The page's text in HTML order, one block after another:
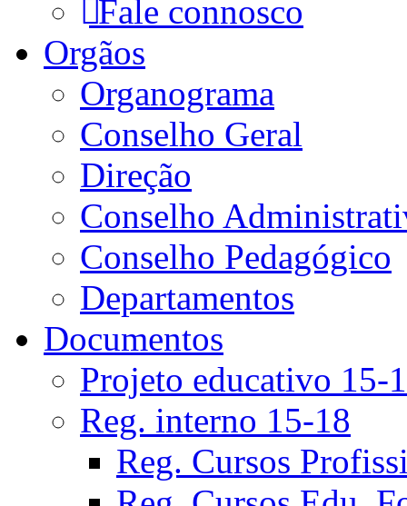
Fale connosco
Orgãos
Organograma
Conselho Geral
Direção
Conselho
Conselho Pedagógico
Departamentos
Documentos
Projeto educativo 15-
Reg. interno 15-18
Reg. Cursos